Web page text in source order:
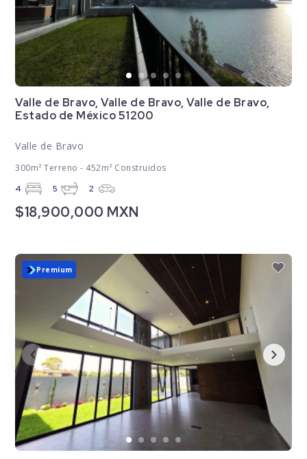
Valle de Bravo, Valle de Bravo, Valle de Bravo,
Estado de México 51200
Valle de Bravo
300m² Terreno - 452m² Construidos
4 5 2
$18,900,000 MXN
Nuevo
Premium